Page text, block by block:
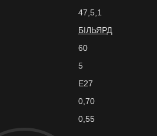
47,5,1
БІЛЬЯРД
60
5
E27
0,70
0,55